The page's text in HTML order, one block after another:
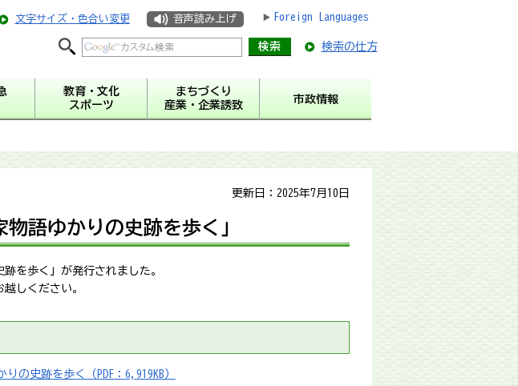
文字サイズ・色合い変更 音声読み上げ Foreign Languages
検索の仕方
教育・文化
スポーツ
まちづくり
産業・企業誘致
市政情報
更新日：2025年7月10日
語ゆかりの史跡を歩く」
を歩く」が発行されました。
しください。
の史跡を歩く（PDF：6,919KB）